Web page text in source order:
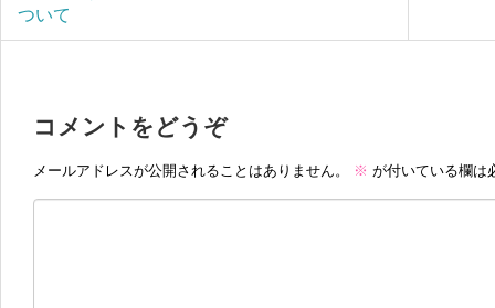
コメントをどうぞ
メールアドレスが公開されることはありません。 ※ が付いている欄は